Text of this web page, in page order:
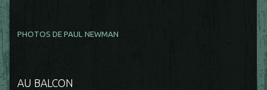
PHOTOS DE PAUL NEWMAN
AU BALCON